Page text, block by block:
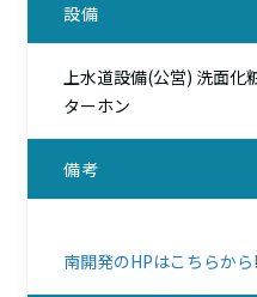
設備
上水道設備(公営) 洗面化
ターホン
備考
南開発のHPはこちらか